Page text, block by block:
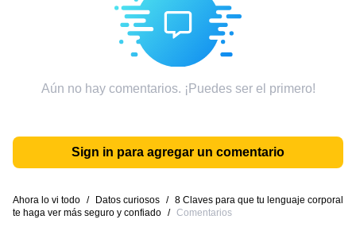
Aún no hay comentarios. ¡Puedes ser el primero!
Sign in para agregar un comentario
Ahora lo vi todo / Datos curiosos / 8 Claves para que tu lenguaje corporal
te haga ver más seguro y confiado / Comentarios